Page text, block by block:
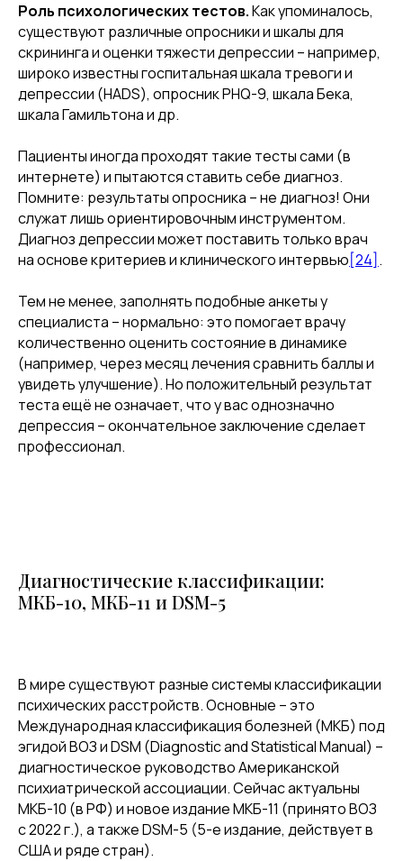
Роль психологических тестов.Как упоминалось,
существуют различные опросники и шкалы для
скрининга и оценки тяжести депрессии – например,
широко известны госпитальная шкала тревоги и
депрессии (HADS), опросник PHQ-9, шкала Бека,
шкала Гамильтона и др.
Пациенты иногда проходят такие тесты сами (в
интернете) и пытаются ставить себе диагноз.
Помните: результаты опросника – не диагноз! Они
служат лишь ориентировочным инструментом.
Диагноз депрессии может поставить только врач
на основе критериев и клинического интервью[24] .
Тем не менее, заполнять подобные анкеты у
специалиста – нормально: это помогает врачу
количественно оценить состояние в динамике
(например, через месяц лечения сравнить баллы и
увидеть улучшение). Но положительный результат
теста ещё не означает, что у вас однозначно
депрессия – окончательное заключение сделает
профессионал.
Диагностические классификации:
МКБ-10, МКБ-11 и DSM-5
В мире существуют разные системы классификации
психических расстройств. Основные – это
Международная классификация болезней (МКБ) под
эгидой ВОЗ и DSM (Diagnostic and Statistical Manual) –
диагностическое руководство Американской
психиатрической ассоциации. Сейчас актуальны
МКБ-10 (в РФ) и новое издание МКБ-11 (принято ВОЗ
с 2022 г.), а также DSM-5 (5-е издание, действует в
США и ряде стран).